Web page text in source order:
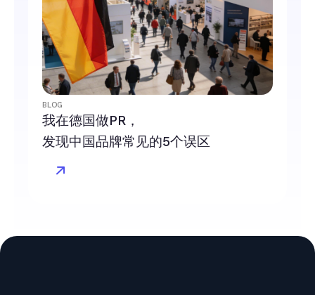
BLOG
我在德国做PR，
发现中国品牌常见的5个误区